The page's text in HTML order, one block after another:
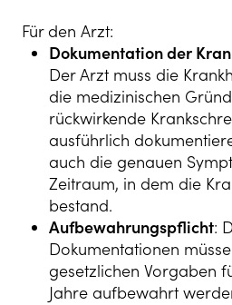
Für den Arzt:
Dokumentation der
Der Arzt muss die
die medizinischen
rückwirkende
ausführlich
auch die genauen
Zeitraum, in dem die
bestand.
Aufbewahrungspflicht:
Dokumentationen
gesetzlichen Vorgaben
Jahre aufbewahrt